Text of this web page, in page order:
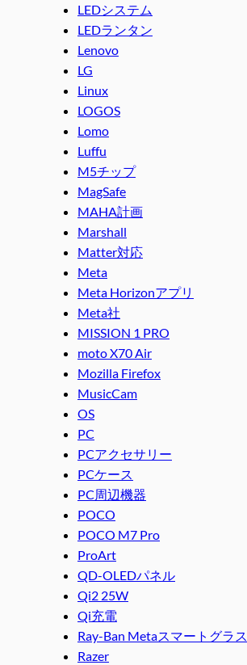
LEDシステム
LEDランタン
Lenovo
LG
Linux
LOGOS
Lomo
Luffu
M5チップ
MagSafe
MAHA計画
Marshall
Matter対応
Meta
Meta Horizonアプリ
Meta社
MISSION 1 PRO
moto X70 Air
Mozilla Firefox
MusicCam
OS
PC
PCアクセサリー
PCケース
PC周辺機器
POCO
POCO M7 Pro
ProArt
QD-OLEDパネル
Qi2 25W
Qi充電
Ray-Ban Metaスマートグラス
Razer